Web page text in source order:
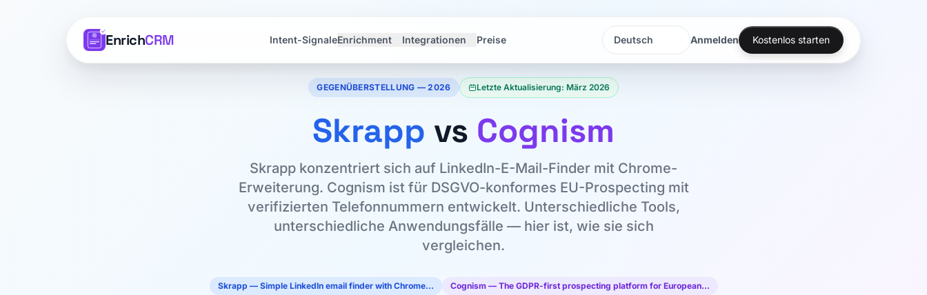
EnrichCRM Intent-SignaleEnrichment Integrationen Preise
Sprache
Sprache
Anmelden Kostenlos starten
GEGENÜBERSTELLUNG — 2026 Letzte Aktualisierung: März 2026
Skrapp vs Cognism
Skrapp konzentriert sich auf LinkedIn-E-Mail-Finder mit Chrome-
Erweiterung. Cognism ist für DSGVO-konformes EU-Prospecting mit
verifizierten Telefonnummern entwickelt. Unterschiedliche Tools,
unterschiedliche Anwendungsfälle — hier ist, wie sie sich
vergleichen.
Skrapp — Simple LinkedIn email finder with Chrome… Cognism — The GDPR-first prospecting platform for European…